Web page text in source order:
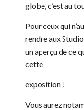
globe, c’est au
Pour ceux qui
rendre aux
un aperçu de ce
cette
exposition !
Vous aurez